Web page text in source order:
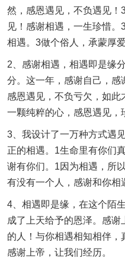
然，感恩遇见，不负遇见！
见！感谢相遇，一生珍惜
相遇。3做个俗人，承蒙厚
2、感谢相遇，相遇即是缘
分。这一年，感谢自己，感
感恩遇见，不负亏欠，如此
一颗纯粹的心，感恩遇见，
3、我设计了一万种方式遇
正的相遇。1生命里有你们
谢有你们。1因为相遇，所
有没有一个人，感谢和你相
4、相遇即是缘，在这个陌
成了上天给予的恩泽。感
的人！与你相遇相知相伴，
感谢上帝，让我们经历。